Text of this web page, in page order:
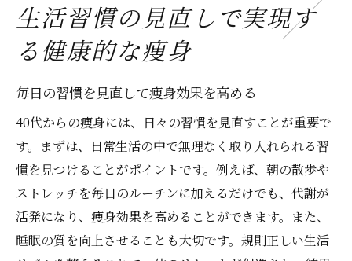
生活習慣の見直しで実現す
る健康的な痩身
毎日の習慣を見直して痩身効果を高める
40代からの痩身には、日々の習慣を見直すことが重要で
す。まずは、日常生活の中で無理なく取り入れられる習
慣を見つけることがポイントです。例えば、朝の散歩や
ストレッチを毎日のルーチンに加えるだけでも、代謝が
活発になり、痩身効果を高めることができます。また、
睡眠の質を向上させることも大切です。規則正しい生活